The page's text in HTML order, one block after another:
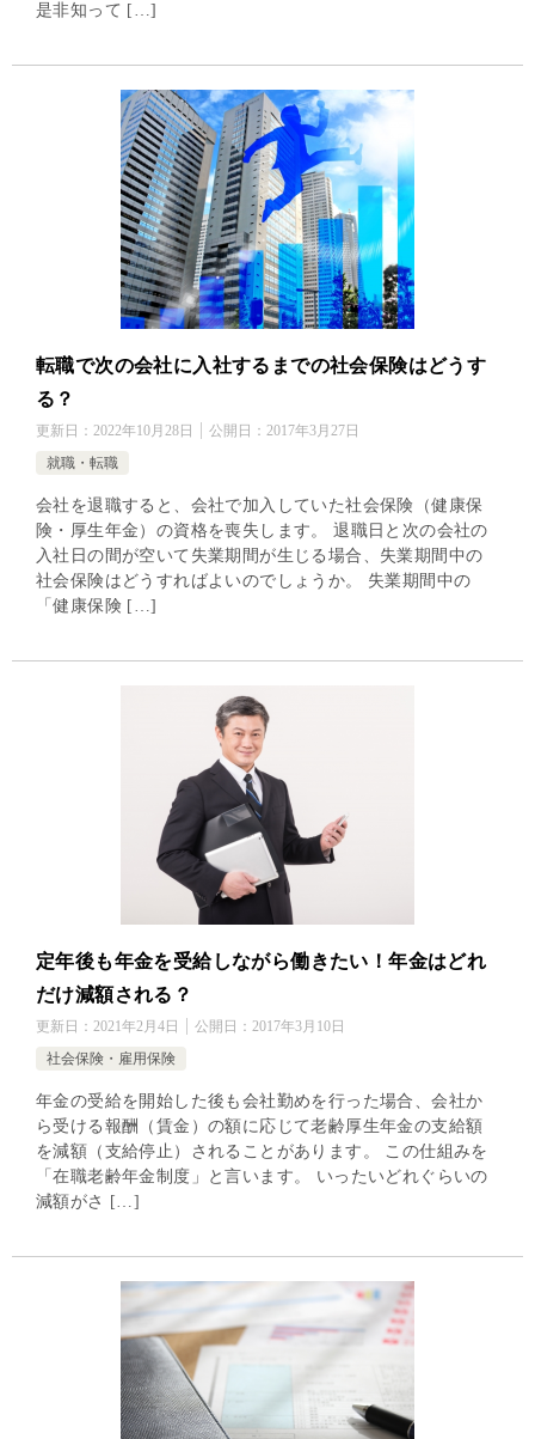
是非知って […]
転職で次の会社に入社するまでの社会保険はどうす
る？
更新日： 2022年10月28日 公開日： 2017年3月27日
就職・転職
会社を退職すると、会社で加入していた社会保険（健康保
険・厚生年金）の資格を喪失します。 退職日と次の会社の
入社日の間が空いて失業期間が生じる場合、失業期間中の
社会保険はどうすればよいのでしょうか。 失業期間中の
「健康保険 […]
定年後も年金を受給しながら働きたい！年金はどれ
だけ減額される？
更新日： 2021年2月4日 公開日： 2017年3月10日
社会保険・雇用保険
年金の受給を開始した後も会社勤めを行った場合、会社か
ら受ける報酬（賃金）の額に応じて老齢厚生年金の支給額
を減額（支給停止）されることがあります。 この仕組みを
「在職老齢年金制度」と言います。 いったいどれぐらいの
減額がさ […]